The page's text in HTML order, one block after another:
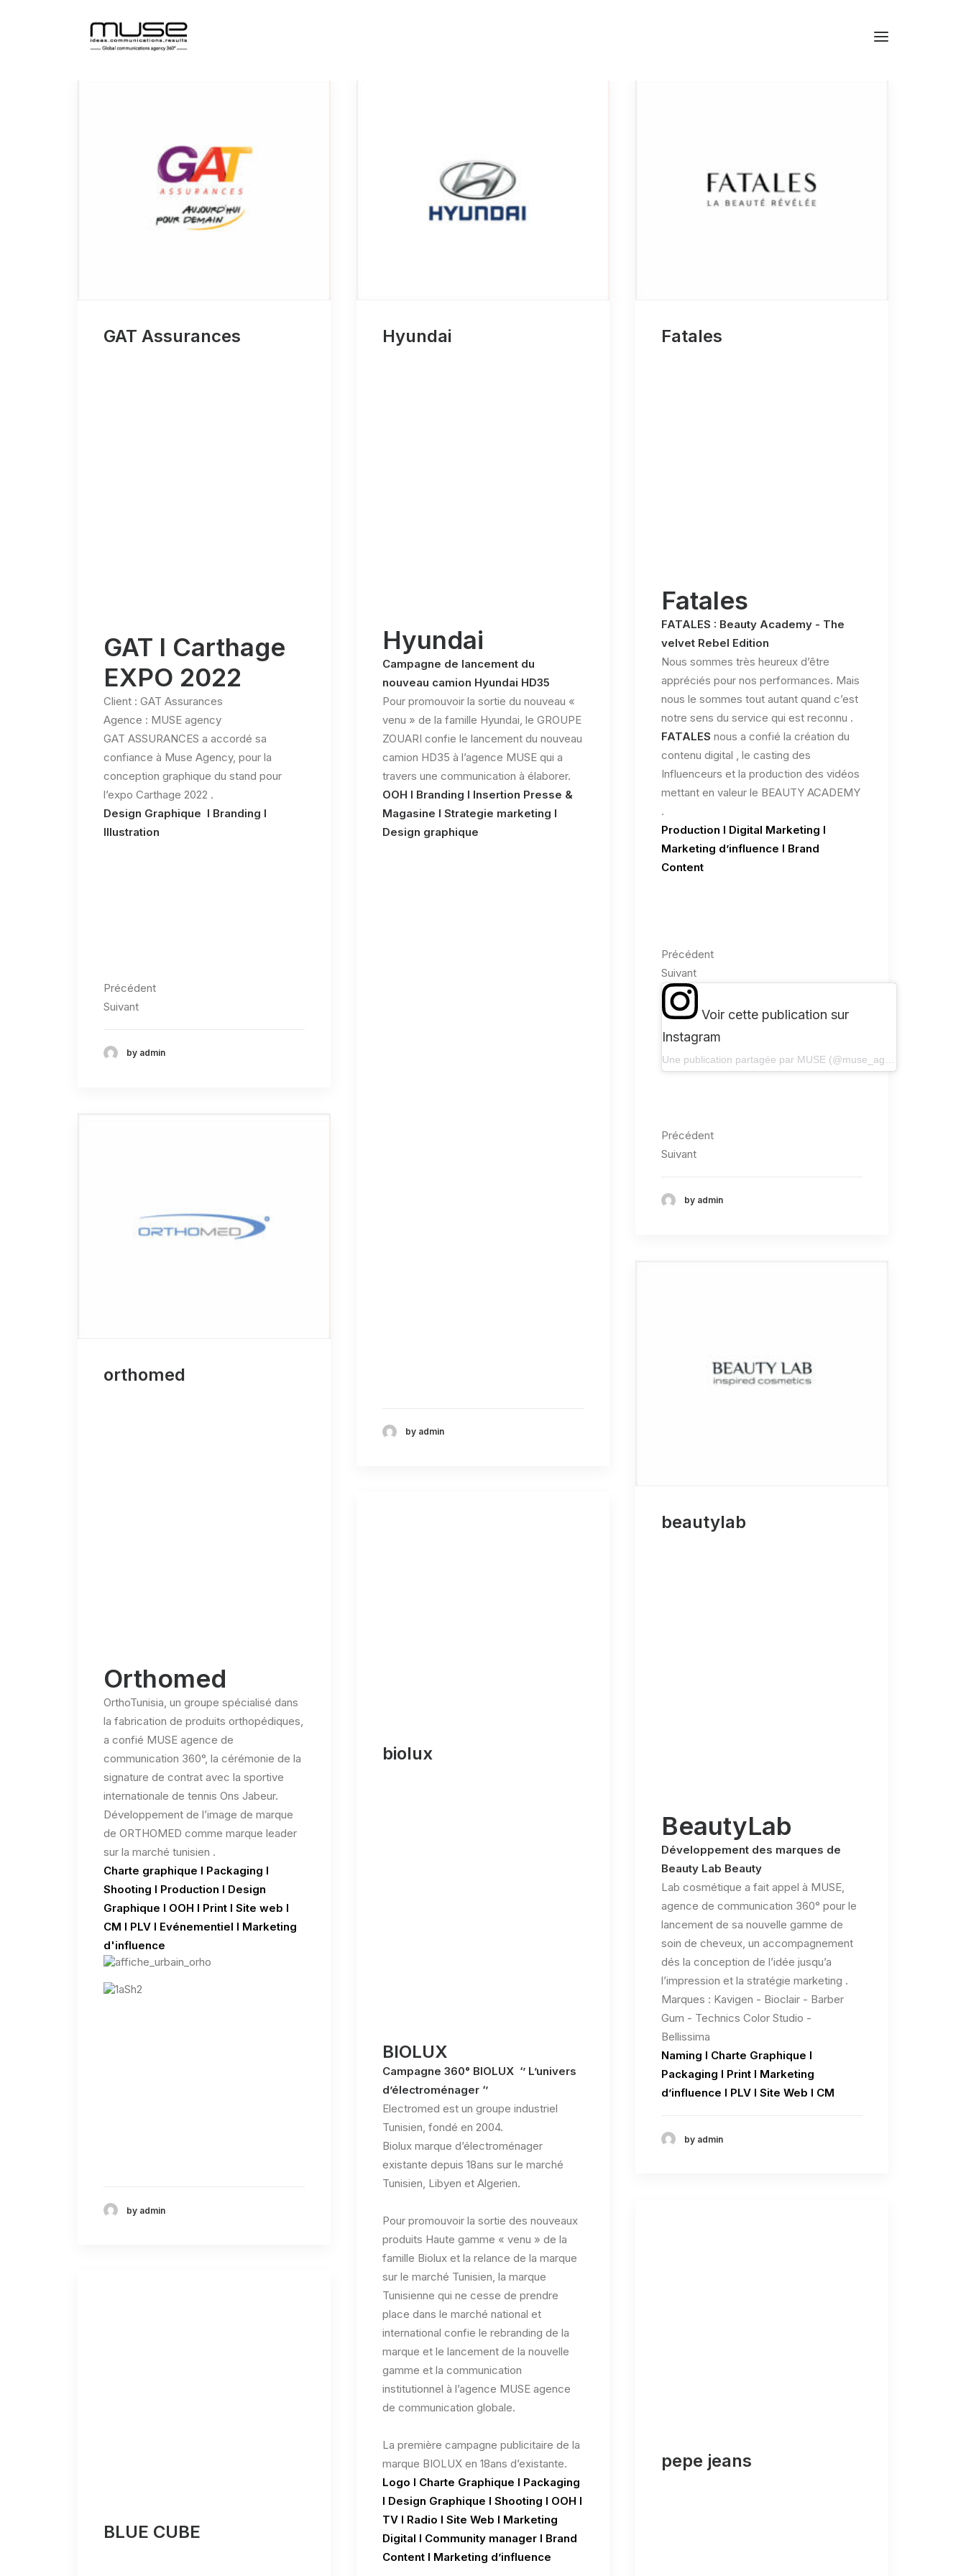
GAT Assurances
GAT l Carthage
EXPO 2022
Client : GAT Assurances
Agence : MUSE agency
GAT ASSURANCES a accordé sa
confiance à Muse Agency, pour la
conception graphique du stand pour
l’expo Carthage 2022 .
Design Graphique l Branding l
Illustration
Précédent
Suivant
by admin
Hyundai
Hyundai
Campagne de lancement du
nouveau camion Hyundai HD35
Pour promouvoir la sortie du nouveau «
venu » de la famille Hyundai, le GROUPE
ZOUARI confie le lancement du nouveau
camion HD35 à l’agence MUSE qui a
travers une communication à élaborer.
OOH l Branding l Insertion Presse &
Magasine l Strategie marketing l
Design graphique
by admin
Fatales
Fatales
FATALES : Beauty Academy - The
velvet Rebel Edition
Nous sommes très heureux d’être
appréciés pour nos performances. Mais
nous le sommes tout autant quand c’est
notre sens du service qui est reconnu .
FATALES nous a confié la création du
contenu digital , le casting des
Influenceurs et la production des vidéos
mettant en valeur le BEAUTY ACADEMY
.
Production l Digital Marketing l
Marketing d’influence l Brand
Content
Précédent
Suivant
Voir cette publication sur
Instagram
Précédent
Suivant
by admin
orthomed
Orthomed
OrthoTunisia, un groupe spécialisé dans
la fabrication de produits orthopédiques,
a confié MUSE agence de
communication 360°, la cérémonie de la
signature de contrat avec la sportive
internationale de tennis Ons Jabeur.
Développement de l’image de marque
de ORTHOMED comme marque leader
sur la marché tunisien .
Charte graphique l Packaging l
Shooting l Production l Design
Graphique l OOH l Print l Site web l
CM l PLV l Evénementiel l Marketing
d'influence
by admin
beautylab
BeautyLab
Développement des marques de
Beauty Lab Beauty
Lab cosmétique a fait appel à MUSE,
agence de communication 360° pour le
lancement de sa nouvelle gamme de
soin de cheveux, un accompagnement
dés la conception de l’idée jusqu’a
l’impression et la stratégie marketing .
Marques : Kavigen - Bioclair - Barber
Gum - Technics Color Studio -
Bellissima
Naming l Charte Graphique l
Packaging l Print l Marketing
d’influence l PLV l Site Web l CM
by admin
biolux
BIOLUX
Campagne 360° BIOLUX ‘’ L’univers
d’électroménager ‘’
Electromed est un groupe industriel
Tunisien, fondé en 2004.
Biolux marque d’électroménager
existante depuis 18ans sur le marché
Tunisien, Libyen et Algerien.
Pour promouvoir la sortie des nouveaux
produits Haute gamme « venu » de la
famille Biolux et la relance de la marque
sur le marché Tunisien, la marque
Tunisienne qui ne cesse de prendre
place dans le marché national et
international confie le rebranding de la
marque et le lancement de la nouvelle
gamme et la communication
institutionnel à l’agence MUSE agence
de communication globale.
La première campagne publicitaire de la
marque BIOLUX en 18ans d’existante.
Logo l Charte Graphique l Packaging
l Design Graphique l Shooting l OOH l
TV l Radio l Site Web l Marketing
Digital l Community manager l Brand
Content l Marketing d’influence
pepe jeans
BLUE CUBE